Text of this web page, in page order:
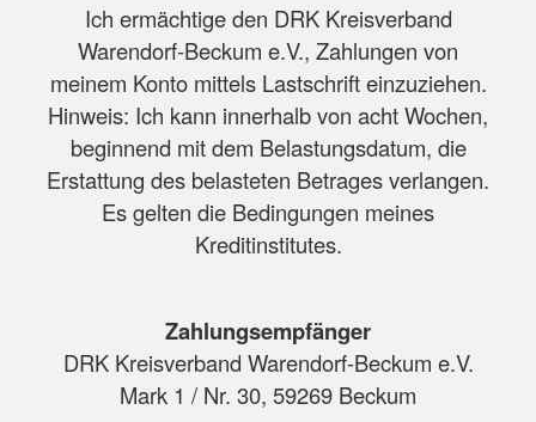
Ich ermächtige den DRK Kreisverband
Warendorf-Beckum e.V., Zahlungen von
meinem Konto mittels Lastschrift einzuziehen.
Hinweis: Ich kann innerhalb von acht Wochen,
beginnend mit dem Belastungsdatum, die
Erstattung des belasteten Betrages verlangen.
Es gelten die Bedingungen meines
Kreditinstitutes.
Zahlungsempfänger
DRK Kreisverband Warendorf-Beckum e.V.
Mark 1 / Nr. 30, 59269 Beckum